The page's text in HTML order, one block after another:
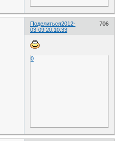
Поделиться 706
2012-
03-09 20:10:33
0